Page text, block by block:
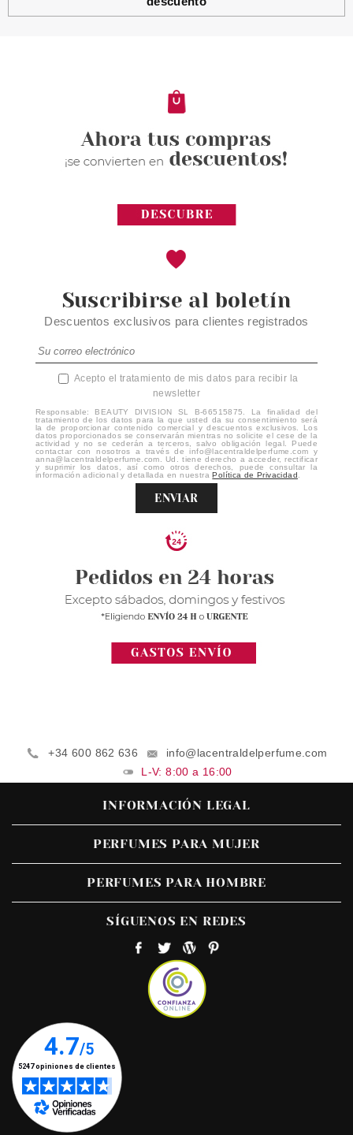
Suscribirse al boletín
Descuentos exclusivos para clientes registrados
Acepto el tratamiento de mis datos para recibir la
newsletter
Responsable: BEAUTY DIVISION SL B-66515875. La finalidad del
tratamiento de los datos para la que usted da su consentimiento será
la de proporcionar contenido comercial y descuentos exclusivos. Los
datos proporcionados se conservarán mientras no solicite el cese de la
actividad y no se cederán a terceros, salvo obligación legal. Puede
contactar con nosotros a través de info@lacentraldelperfume.com y
anna@lacentraldelperfume.com. Ud. tiene derecho a acceder, rectificar
y suprimir los datos, así como otros derechos, puede consultar la
información adicional y detallada en nuestraPolítica de Privacidad
ENVIAR
+34 600 862 636
info@lacentraldelperfume.com
L-V: 8:00 a 16:00
INFORMACIÓN LEGAL
PERFUMES PARA MUJER
PERFUMES PARA HOMBRE
SÍGUENOS EN REDES